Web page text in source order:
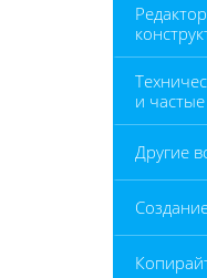
Редактор
и
Другие